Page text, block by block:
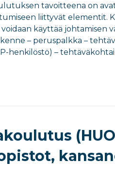
tavoitteena on
liittyvät elementit.
käyttää johtamisen
– peruspalkka –
henkilöstö) –